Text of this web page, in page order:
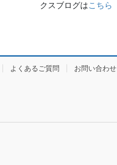
クスブログはこちら
よくあるご質問
お問い合わせ